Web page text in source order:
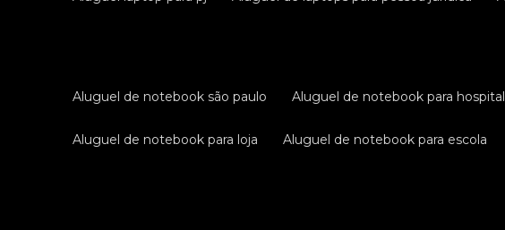
aluguel de notebook são paulo aluguel de notebook para hospital
aluguel de notebook para loja aluguel de notebook para escola